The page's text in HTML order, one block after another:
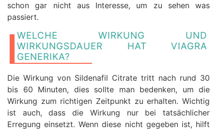
schon gar nicht aus Interesse, um zu sehen was
passiert.
WELCHE WIRKUNG UND
WIRKUNGSDAUER HAT VIAGRA
GENERIKA?
Die Wirkung von Sildenafil Citrate tritt nach rund 30
bis 60 Minuten, dies sollte man bedenken, um die
Wirkung zum richtigen Zeitpunkt zu erhalten. Wichtig
ist auch, dass die Wirkung nur bei tatsächlicher
Erregung einsetzt. Wenn diese nicht gegeben ist, hilft